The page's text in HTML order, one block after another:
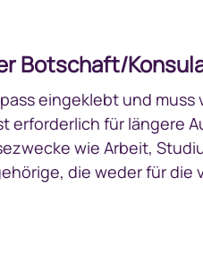
Botschaft/
eingeklebt und
erforderlich für längere
wie Arbeit,
die weder für die